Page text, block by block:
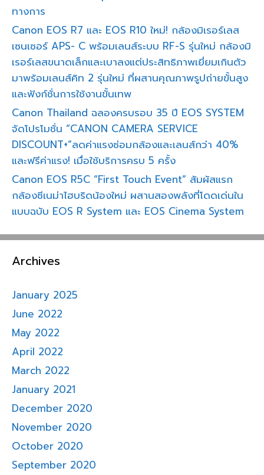
ทางการ
Canon EOS R7 และ EOS R10 ใหม่! กล้องมิเรอร์เลส
เซนเซอร์ APS- C พร้อมเลนส์ระบบ RF-S รุ่นใหม่ กล้องมิ
เรอร์เลสขนาดเล็กและเบาลงแต่ประสิทธิภาพเยี่ยมเกินตัว
มาพร้อมเลนส์คิท 2 รุ่นใหม่ ที่ผสานคุณภาพรูปถ่ายขั้นสูง
และฟังก์ชั่นการใช้งานขั้นเทพ
Canon Thailand ฉลองครบรอบ 35 ปี EOS SYSTEM
จัดโปรโมชั่น “CANON CAMERA SERVICE
DISCOUNT+”ลดค่าแรงซ่อมกล้องและเลนส์กว่า 40%
และฟรีค่าแรง! เมื่อใช้บริการครบ 5 ครั้ง
Canon EOS R5C “First Touch Event” สัมผัสแรก
กล้องซีเนม่าไฮบริดน้องใหม่ ผสานสองพลังที่โดดเด่นใน
แบบฉบับ EOS R System และ EOS Cinema System
Archives
January 2025
June 2022
May 2022
April 2022
March 2022
January 2021
December 2020
November 2020
October 2020
September 2020